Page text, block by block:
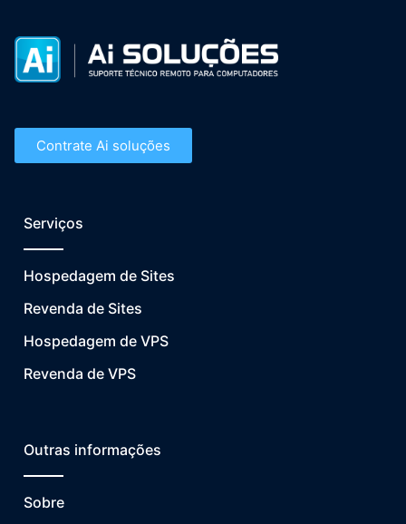
Contrate Ai soluções
Serviços
Hospedagem de Sites
Revenda de Sites
Hospedagem de VPS
Revenda de VPS
Outras informações
Sobre